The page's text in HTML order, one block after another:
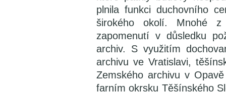
plnila funkci duchovního
širokého okolí. Mnohé
zapomenutí v důsledku
archiv. S využitím
archivu ve Vratislavi,
Zemského archivu v
farním okrsku Těšínského